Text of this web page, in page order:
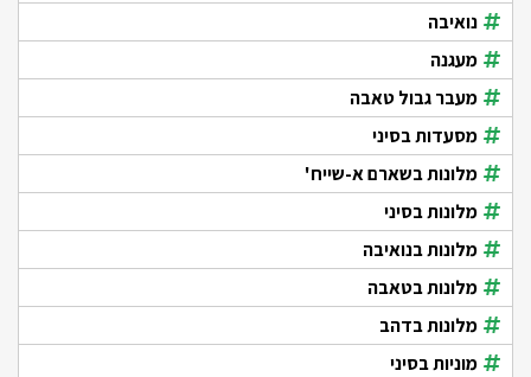
נואיבה
מעגנה
מעבר גבול טאבה
מסעדות בסיני
מלונות בשארם א-שייח'
מלונות בסיני
מלונות בנואיבה
מלונות בטאבה
מלונות בדהב
מוניות בסיני